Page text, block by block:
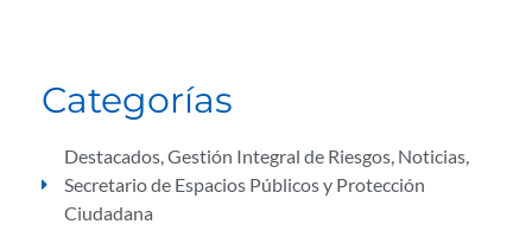
Categorías
Destacados,Gestión Integral de Riesgos, Noticias,
Secretario de Espacios Públicos y Protección
Ciudadana